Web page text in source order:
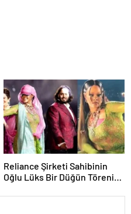
Reliance Şirketi Sahibinin
Oğlu Lüks Bir Düğün Töreni